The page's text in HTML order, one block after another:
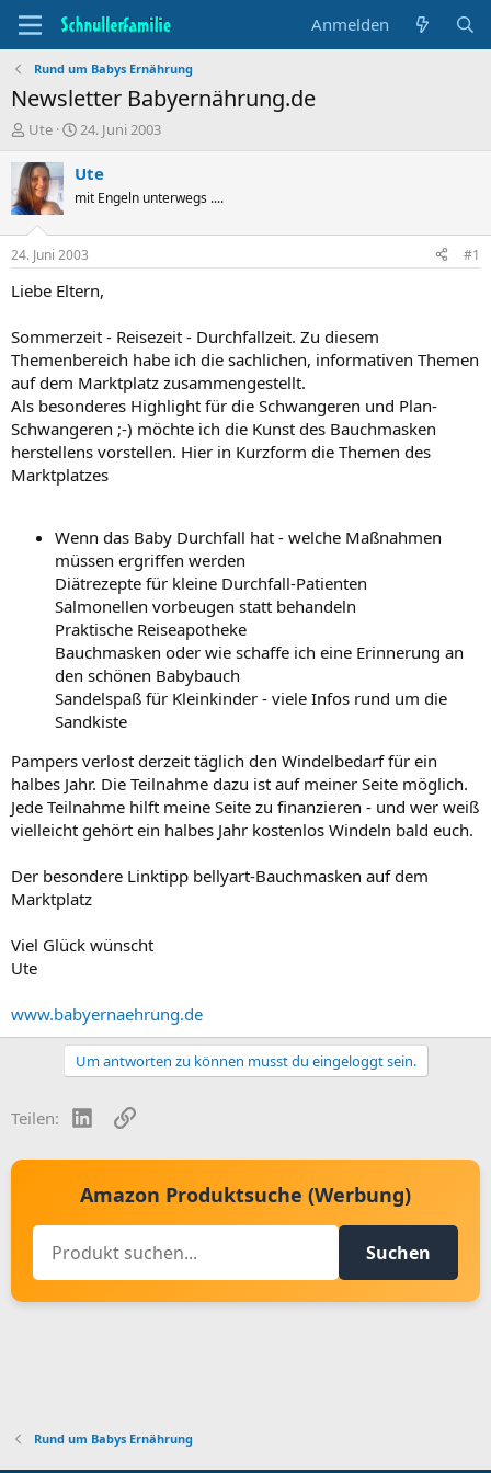
Anmelden
Rund um Babys Ernährung
Newsletter Babyernährung.de
T
e
m
e
n
t
a
e
r
Ute
B
g
n
d
a
t
24. Juni 2003
Ute
mit Engeln unterwegs ....
24. Juni 2003 #1
Liebe Eltern,
Sommerzeit - Reisezeit - Durchfallzeit. Zu diesem
Themenbereich habe ich die sachlichen, informativen Themen
auf dem Marktplatz zusammengestellt.
Als besonderes Highlight für die Schwangeren und Plan-
Schwangeren ;-) möchte ich die Kunst des Bauchmasken
herstellens vorstellen. Hier in Kurzform die Themen des
Marktplatzes
Wenn das Baby Durchfall hat - welche Maßnahmen
müssen ergriffen werden
Diätrezepte für kleine Durchfall-Patienten
Salmonellen vorbeugen statt behandeln
Praktische Reiseapotheke
Bauchmasken oder wie schaffe ich eine Erinnerung an
den schönen Babybauch
Sandelspaß für Kleinkinder - viele Infos rund um die
Sandkiste
Pampers verlost derzeit täglich den Windelbedarf für ein
halbes Jahr. Die Teilnahme dazu ist auf meiner Seite möglich.
Jede Teilnahme hilft meine Seite zu finanzieren - und wer weiß
vielleicht gehört ein halbes Jahr kostenlos Windeln bald euch.
Der besondere Linktipp bellyart-Bauchmasken auf dem
Marktplatz
Viel Glück wünscht
Ute
www.babyernaehrung.de
Um antworten zu können musst du eingeloggt sein.
Teilen: LinkedInLink
Amazon Produktsuche (Werbung)
Suchen
Rund um Babys Ernährung